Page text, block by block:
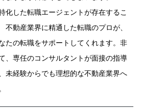
化した転職エージェントが存在するこ
動産業界に精通した転職のプロが、
たの転職をサポートしてくれます。非
、専任のコンサルタントが面接の指導
未経験からでも理想的な不動産業界へ